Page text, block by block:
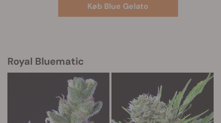
Køb Blue Gelato
Royal Bluematic